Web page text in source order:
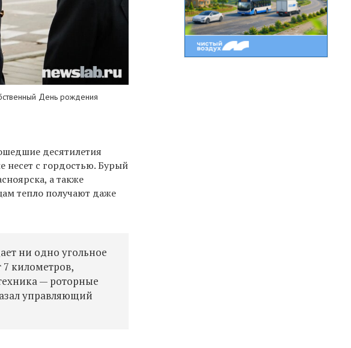
День рождения
десятилетия
несет с гордостью. Бурый
а также
тепло получают даже
ни одно угольное
7 километров,
— роторные
управляющий